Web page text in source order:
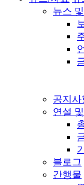
뉴스
공지사
연설
블로그
간행물